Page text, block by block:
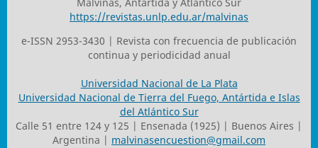
Malvinas, Antártida y Atlántico Sur
https://revistas.unlp.edu.ar/malvinas
e-ISSN 2953-3430 | Revista con frecuencia de publicación
continua y periodicidad anual
Universidad Nacional de La Plata
Universidad Nacional de Tierra del Fuego, Antártida e Islas
del Atlántico Sur
Calle 51 entre 124 y 125 | Ensenada (1925) | Buenos Aires |
Argentina | malvinasencuestion@gmail.com